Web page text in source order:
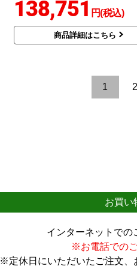
138,751 円(税込)
商品詳細はこちら
1 2
お買い
インターネットでの
※お電話での
※定休日にいただいたご注文、